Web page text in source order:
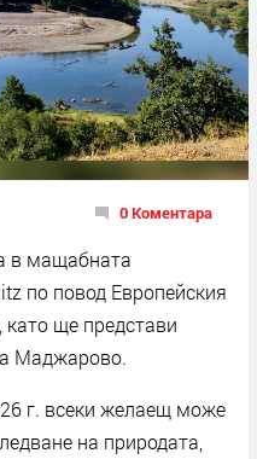
0 Коментара
в мащабната
по повод Европейския
ще представи
Маджарово.
г. всеки желаещ може
на природата,